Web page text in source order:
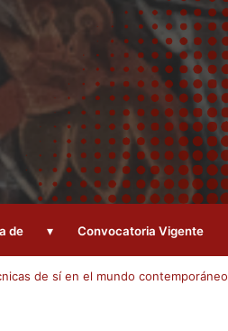
de ▾ Convocatoria Vigente
de sí en el mundo contemporáneo